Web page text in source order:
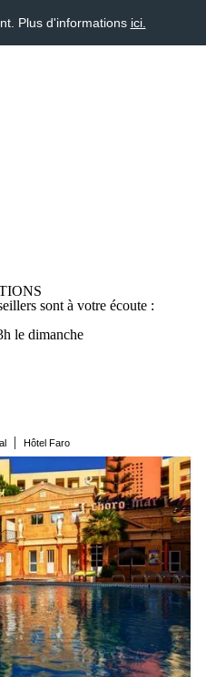
Plus d'informations ici.
sont à votre écoute :
le dimanche
| Hôtel Faro